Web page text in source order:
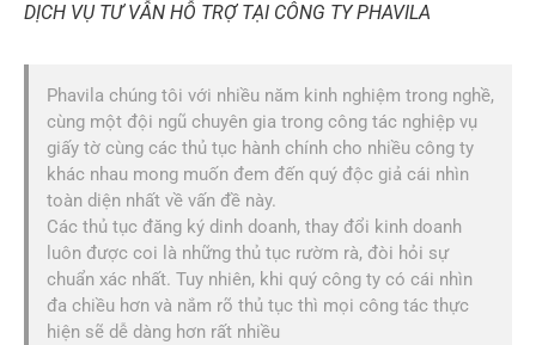
DỊCH VỤ TƯ VẪN HỖ TRỢ TẠI CÔNG TY PHAVILA
Phavila chúng tôi với nhiều năm kinh nghiệm trong nghề,
cùng một đội ngũ chuyên gia trong công tác nghiệp vụ
giấy tờ cùng các thủ tục hành chính cho nhiều công ty
khác nhau mong muốn đem đến quý độc giả cái nhìn
toàn diện nhất về vấn đề này.
Các thủ tục đăng ký dinh doanh, thay đổi kinh doanh
luôn được coi là những thủ tục rườm rà, đòi hỏi sự
chuẩn xác nhất. Tuy nhiên, khi quý công ty có cái nhìn
đa chiều hơn và nắm rõ thủ tục thì mọi công tác thực
hiện sẽ dễ dàng hơn rất nhiều